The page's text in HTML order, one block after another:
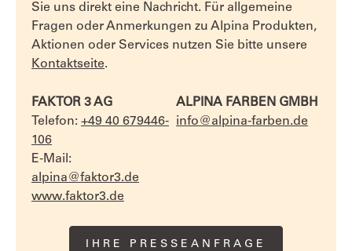
Sie uns direkt eine Nachricht. Für allgemeine
Fragen oder Anmerkungen zu Alpina Produkten,
Aktionen oder Services nutzen Sie bitte unsere
Kontaktseite.
FAKTOR 3 AG
Telefon: +49 40 679446-
106
E-Mail:
alpina@faktor3.de
www.faktor3.de
ALPINA FARBEN GMBH
info@alpina-farben.de
IHRE PRESSEANFRAGE